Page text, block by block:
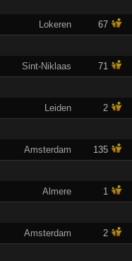
Lokeren 67
Sint-Niklaas 71
Leiden 2
Amsterdam 135
Almere 1
Amsterdam 2